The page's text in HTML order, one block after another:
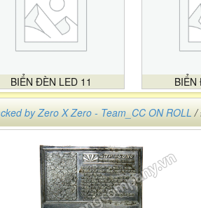
BIỂN ĐÈN LED 11 BIỂN
by Zero X Zero - Team_CC ON ROLL/